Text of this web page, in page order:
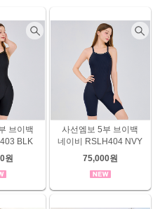
브이백
BLK
원
사선엠보 5부 브이백
네이비 RSLH404 NVY
75,000원